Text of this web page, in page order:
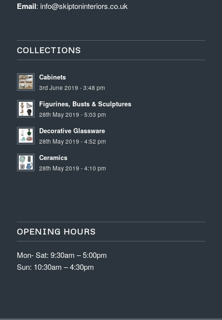
Email: info@skiptoninteriors.co.uk
COLLECTIONS
Cabinets
3rd June 2019 - 3:48 pm
Figurines, Busts & Sculptures
28th May 2019 - 5:03 pm
Decorative Glassware
28th May 2019 - 4:52 pm
Ceramics
28th May 2019 - 4:10 pm
OPENING HOURS
Mon- Sat: 9:30am – 5:00pm
Sun: 10:30am – 4:30pm